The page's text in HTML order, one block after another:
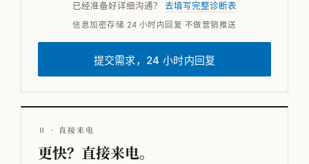
已经准备好详细沟通？ 去填写完整诊断表
信息加密存储· 24 小时内回复·不做营销推送
提交需求，24 小时内回复
Ⅱ · 直接来电
更快？直接来电。